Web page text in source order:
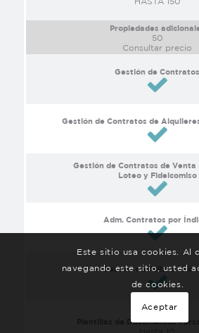
Propiedades
50
Consultar precio
Gestión de Contratos
Gestión de Contratos de
Gestión de Contratos de Venta
Loteo y Fideicomiso
Adm. Contratos por
Gestión de Pólizas |
Plantillas de Documentos
Este sitio usa cookies. Al
navegando este sitio, usted
de cookies.
Aceptar